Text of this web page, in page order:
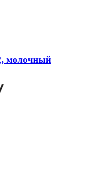
молочный